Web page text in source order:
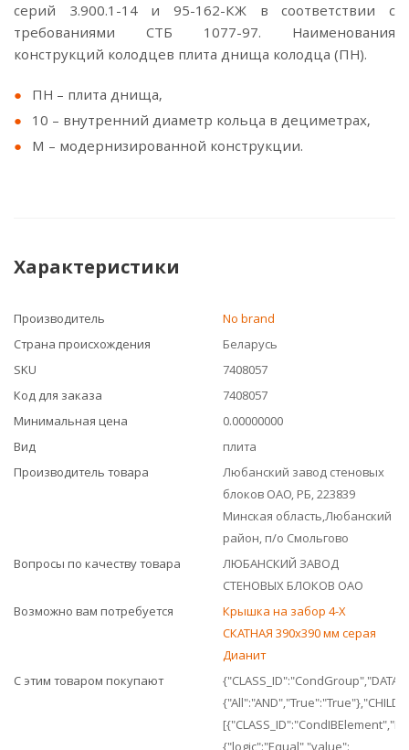
серий 3.900.1-14 и 95-162-КЖ в соответствии с
требованиями СТБ 1077-97. Наименования
конструкций колодцев плита днища колодца (ПН).
ПН – плита днища,
10 – внутренний диаметр кольца в дециметрах,
М – модернизированной конструкции.
Характеристики
Производитель
No brand
Страна происхождения
Беларусь
SKU
7408057
Код для заказа
7408057
Минимальная цена
0.00000000
Вид
плита
Производитель товара
Любанский завод стеновых
блоков ОАО, РБ, 223839
Минская область,Любанский
район, п/о Смольгово
Вопросы по качеству товара
ЛЮБАНСКИЙ ЗАВОД
СТЕНОВЫХ БЛОКОВ ОАО
Возможно вам потребуется
Крышка на забор 4-Х
СКАТНАЯ 390x390 мм серая
Дианит
С этим товаром покупают
{"CLASS_ID":"CondGroup","DATA":
{"logic":"Equal","value":